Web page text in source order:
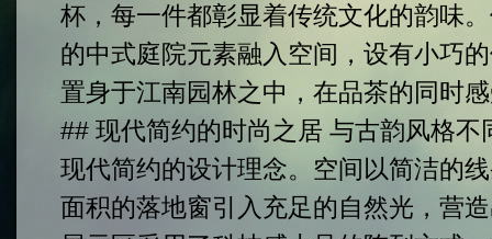
杯，每一件都彰显着传统文化的韵味
的中式庭院元素融入空间，设有小巧
置身于江南园林之中，在品茶的同时
## 现代简约的时尚之居 与古韵风格
现代简约的设计理念。空间以简洁的
面积的落地窗引入充足的自然光，营